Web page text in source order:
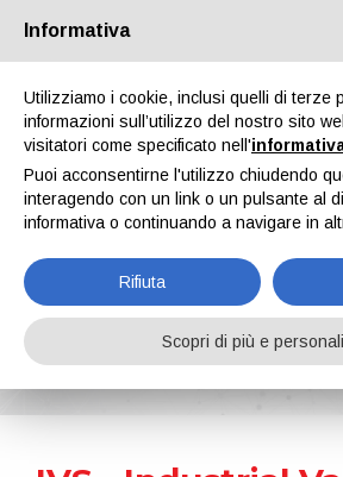
Chi siamo Partners Contatti Area
News
Home Notizie IVS - Industrial Valve Summit 2015: disponibile il programma della parte congressuale
Informativa
Utilizziamo i cookie, inclusi quelli di terze
informazioni sull’utilizzo del nostro sito
visitatori come specificato nell'
Puoi acconsentirne l'utilizzo chiudendo
interagendo con un link o un pulsante al
informativa o continuando a navigare in
Rifiuta
Scopri di più e